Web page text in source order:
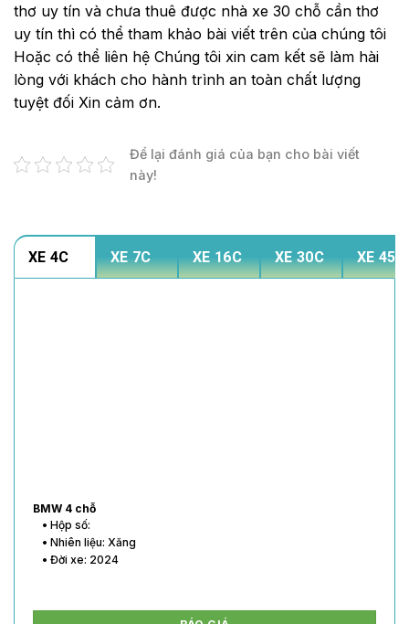
thơ uy tín và chưa thuê được nhà xe 30 chỗ cần thơ
uy tín thì có thể tham khảo bài viết trên của chúng tôi
Hoặc có thể liên hệ Chúng tôi xin cam kết sẽ làm hài
lòng với khách cho hành trình an toàn chất lượng
tuyệt đối Xin cảm ơn.
Để lại đánh giá của bạn cho bài viết
này!
XE 4C XE 7C XE 16C XE 30C XE 45C
BMW 4 chỗ
• Hộp số:
• Nhiên liệu: Xăng
• Đời xe: 2024